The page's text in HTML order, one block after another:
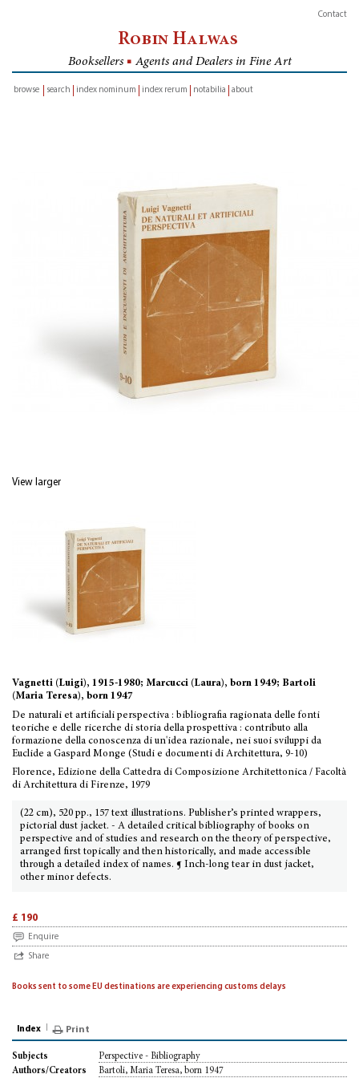
Contact
Robin Halwas
Booksellers ■ Agents and Dealers in Fine Art
browse
search index nominum index rerum notabilia about
View larger
Vagnetti (Luigi), 1915-1980; Marcucci (Laura), born 1949; Bartoli
(Maria Teresa), born 1947
De naturali et artificiali perspectiva : bibliografia ragionata delle fonti
teoriche e delle ricerche di storia della prospettiva : contributo alla
formazione della conoscenza di un'idea razionale, nei suoi sviluppi da
Euclide a Gaspard Monge (Studi e documenti di Architettura, 9-10)
Florence, Edizione della Cattedra di Composizione Architettonica / Facoltà
di Architettura di Firenze, 1979
(22 cm), 520 pp., 157 text illustrations. Publisher’s printed wrappers,
pictorial dust jacket. - A detailed critical bibliography of books on
perspective and of studies and research on the theory of perspective,
arranged first topically and then historically, and made accessible
through a detailed index of names. ¶ Inch-long tear in dust jacket,
other minor defects.
£ 190
Enquire
Share
Books sent to some EU destinations are experiencing customs delays
Index Print
Subjects
Perspective - Bibliography
Authors/Creators
Bartoli, Maria Teresa, born 1947